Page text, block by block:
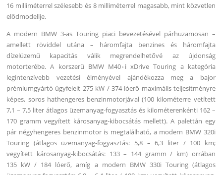
16 milliméterrel szélesebb és 8 milliméterrel magasabb, mint közvetlen
elődmodellje.
A modern BMW 3-as Touring piaci bevezetésével párhuzamosan –
amellett röviddel utána – háromfajta benzines és háromfajta
dízelüzemű kapacitás válik megrendelhetővé az újdonság
motorterébe. A korszerű BMW M۽40i xDrive Touring a kategória
legintenzívebb vezetési élményével ajándékozza meg a bajor
prémiumgyártó ügyfeleit 275 kW / 374 lóerő maximális teljesítményre
képes, soros hathengeres benzinmotorjával (100 kilométerre vetített
7,1 – 7,5 liter átlagos üzemanyag-fogyasztás és kilométerenkénti 162 –
170 gramm vegyített károsanyag-kibocsátás mellett). A palettán egy
pár négyhengeres benzinmotor is megtalálható, a modern BMW 320i
Touring (átlagos üzemanyag-fogyasztás: 5,8 – 6,3 liter / 100 km;
vegyített károsanyag-kibocsátás: 133 – 144 gramm / km) orrában
135 kW / 184 lóerő, amíg a modern BMW 330i Touring (átlagos